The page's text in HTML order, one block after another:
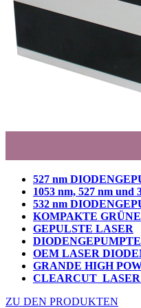
527 nm
1053 nm, 527 nm und
532 nm
KOMPAKTE
GEPULSTE LASER
OEM LASER
GRANDE HIGH
CLEARCUT LASER
ZU DEN PRODUKTEN